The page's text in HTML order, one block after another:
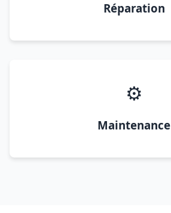
Réparation
⚙️
Maintenance